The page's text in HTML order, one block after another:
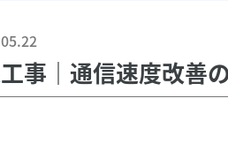
事｜通信速度改善